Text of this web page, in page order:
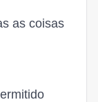
as coisas